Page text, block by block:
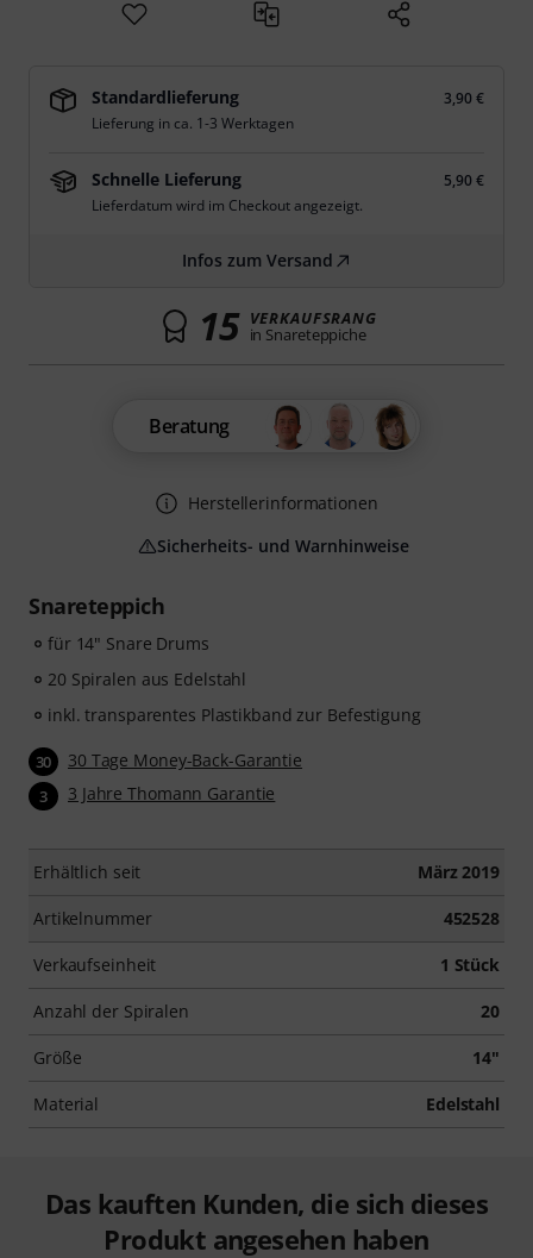
Snareteppich
für 14" Snare Drums
20 Spiralen aus Edelstahl
inkl. transparentes Plastikband zur Befestigung
30 30 Tage Money-Back-Garantie
3 3 Jahre Thomann Garantie
Erhältlich seit März 2019
Artikelnummer 452528
Verkaufseinheit 1 Stück
Anzahl der Spiralen 20
Größe 14"
Material Edelstahl
Standardlieferung
3,90 €
Lieferung in ca. 1-3 Werktagen
Schnelle Lieferung
5,90 €
Lieferdatum wird im Checkout angezeigt.
Infos zum Versand
15 VERKAUFSRANG
in Snareteppiche
Beratung
Herstellerinformationen
Sicherheits- und Warnhinweise
Das kauften Kunden, die sich dieses
Produkt angesehen haben